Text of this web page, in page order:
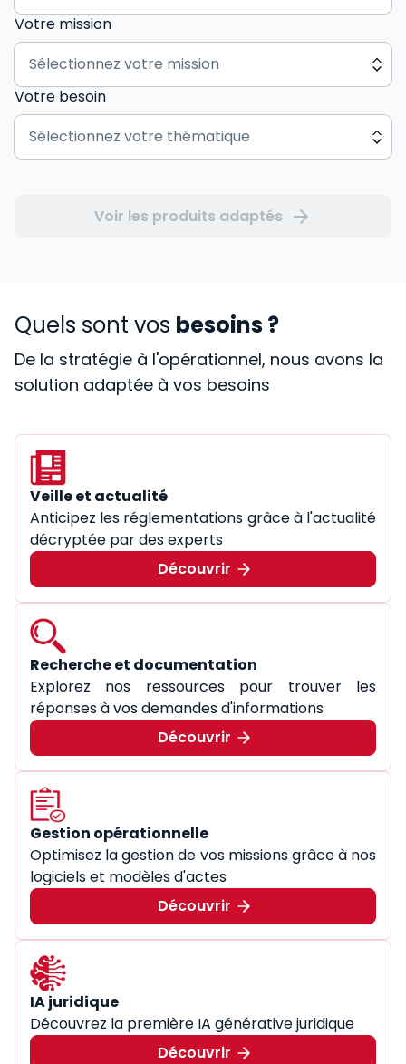
Votre mission
Votre besoin
Voir les produits adaptés
Quels sont vos besoins ?
De la stratégie à l'opérationnel, nous avons la
solution adaptée à vos besoins
Veille et actualité
Anticipez les réglementations grâce à l'actualité
décryptée par des experts
Découvrir
Recherche et documentation
Explorez nos ressources pour trouver les
réponses à vos demandes d'informations
Découvrir
Gestion opérationnelle
Optimisez la gestion de vos missions grâce à nos
logiciels et modèles d'actes
Découvrir
IA juridique
Découvrez la première IA générative juridique
Découvrir